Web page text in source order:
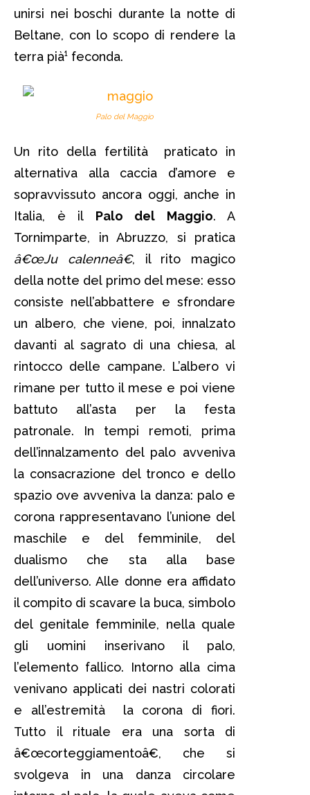
unirsi nei boschi durante la notte di
Beltane, con lo scopo di rendere la
terra pià¹ feconda.
Palo del Maggio
Un rito della fertilità praticato in
alternativa alla caccia d’amore e
sopravvissuto ancora oggi, anche in
Italia, è il Palo del Maggio. A
Tornimparte, in Abruzzo, si pratica
â€œJu calenneâ€, il rito magico
della notte del primo del mese: esso
consiste nell’abbattere e sfrondare
un albero, che viene, poi, innalzato
davanti al sagrato di una chiesa, al
rintocco delle campane. L’albero vi
rimane per tutto il mese e poi viene
battuto all’asta per la festa
patronale. In tempi remoti, prima
dell’innalzamento del palo avveniva
la consacrazione del tronco e dello
spazio ove avveniva la danza: palo e
corona rappresentavano l’unione del
maschile e del femminile, del
dualismo che sta alla base
dell’universo. Alle donne era affidato
il compito di scavare la buca, simbolo
del genitale femminile, nella quale
gli uomini inserivano il palo,
l’elemento fallico. Intorno alla cima
venivano applicati dei nastri colorati
e all’estremità la corona di fiori.
Tutto il rituale era una sorta di
â€œcorteggiamentoâ€, che si
svolgeva in una danza circolare